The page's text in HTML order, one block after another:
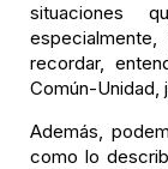
situaciones
recordar,
Común-Unidad,
Además,
como lo